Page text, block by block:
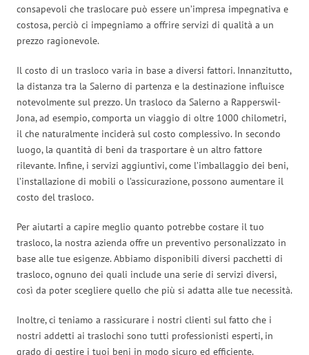
consapevoli che traslocare può essere un’impresa impegnativa e
costosa, perciò ci impegniamo a offrire servizi di qualità a un
prezzo ragionevole.
Il costo di un trasloco varia in base a diversi fattori. Innanzitutto,
la distanza tra la Salerno di partenza e la destinazione influisce
notevolmente sul prezzo. Un trasloco da Salerno a Rapperswil-
Jona, ad esempio, comporta un viaggio di oltre 1000 chilometri,
il che naturalmente inciderà sul costo complessivo. In secondo
luogo, la quantità di beni da trasportare è un altro fattore
rilevante. Infine, i servizi aggiuntivi, come l’imballaggio dei beni,
l’installazione di mobili o l’assicurazione, possono aumentare il
costo del trasloco.
Per aiutarti a capire meglio quanto potrebbe costare il tuo
trasloco, la nostra azienda offre un preventivo personalizzato in
base alle tue esigenze. Abbiamo disponibili diversi pacchetti di
trasloco, ognuno dei quali include una serie di servizi diversi,
così da poter scegliere quello che più si adatta alle tue necessità.
Inoltre, ci teniamo a rassicurare i nostri clienti sul fatto che i
nostri addetti ai traslochi sono tutti professionisti esperti, in
grado di gestire i tuoi beni in modo sicuro ed efficiente.